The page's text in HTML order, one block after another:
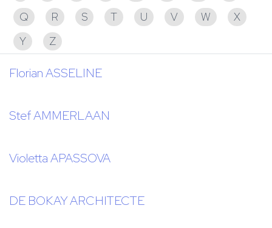
Q
R S T U V W
X
Y
Z
Florian ASSELINE
Stef AMMERLAAN
Violetta APASSOVA
DE BOKAY ARCHITECTE